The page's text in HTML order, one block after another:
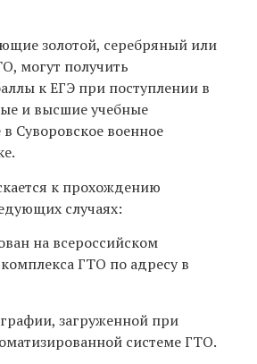
золотой, серебряный или
могут получить
к ЕГЭ при поступлении в
и высшие учебные
Суворовское военное
к прохождению
случаях:
на всероссийском
ГТО по адресу в
загруженной при
системе ГТО.